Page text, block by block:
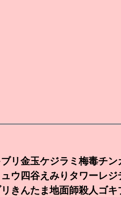
リ金玉ケジラミ梅毒チ
ウ四谷えみりタワーレ
きんたま地面師殺人ゴ